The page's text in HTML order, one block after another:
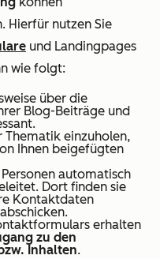
Hierfür nutzen Sie
und Landingpages
wie folgt:
über die
Blog-Beiträge und
einzuholen,
Ihnen beigefügten
automatisch
Dort finden sie
Kontaktdaten
erhalten
zu den
Inhalten.